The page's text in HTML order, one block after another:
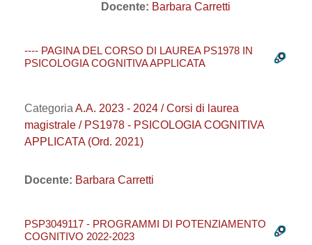
Docente: Barbara Carretti
---- PAGINA DEL CORSO DI LAUREA PS1978 IN
PSICOLOGIA COGNITIVA APPLICATA
Categoria A.A. 2023 - 2024 / Corsi di laurea
magistrale / PS1978 - PSICOLOGIA COGNITIVA
APPLICATA (Ord. 2021)
Docente: Barbara Carretti
PSP3049117 - PROGRAMMI DI POTENZIAMENTO
COGNITIVO 2022-2023